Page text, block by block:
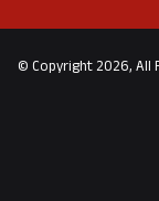
© Copyright 2026, All